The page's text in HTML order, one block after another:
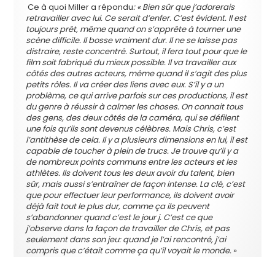
Ce à quoi Miller a répondu: « Bien sûr que j’adorerais
retravailler avec lui. Ce serait d’enfer. C’est évident. Il est
toujours prêt, même quand on s’apprête à tourner une
scène difficile. Il bosse vraiment dur. Il ne se laisse pas
distraire, reste concentré. Surtout, il fera tout pour que le
film soit fabriqué du mieux possible. Il va travailler aux
côtés des autres acteurs, même quand il s’agit des plus
petits rôles. Il va créer des liens avec eux. S’il y a un
problème, ce qui arrive parfois sur ces productions, il est
du genre à réussir à calmer les choses. On connait tous
des gens, des deux côtés de la caméra, qui se défilent
une fois qu’ils sont devenus célèbres. Mais Chris, c’est
l’antithèse de cela. Il y a plusieurs dimensions en lui, il est
capable de toucher à plein de trucs. Je trouve qu’il y a
de nombreux points communs entre les acteurs et les
athlètes. Ils doivent tous les deux avoir du talent, bien
sûr, mais aussi s’entraîner de façon intense. La clé, c’est
que pour effectuer leur performance, ils doivent avoir
déjà fait tout le plus dur, comme ça ils peuvent
s’abandonner quand c’est le jour j. C’est ce que
j’observe dans la façon de travailler de Chris, et pas
seulement dans son jeu: quand je l’ai rencontré, j’ai
compris que c’était comme ça qu’il voyait le monde. »